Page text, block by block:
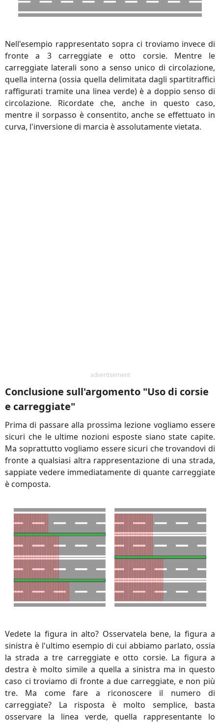
Nell'esempio rappresentato sopra ci troviamo invece di
fronte a 3 carreggiate e otto corsie. Mentre le
carreggiate laterali sono a senso unico di circolazione,
quella interna (ossia quella delimitata dagli spartitraffici
raffigurati tramite una linea verde) è a doppio senso di
circolazione. Ricordate che, anche in questo caso,
mentre il sorpasso è consentito, anche se effettuato in
curva, l'inversione di marcia è assolutamente vietata.
advertisement
Conclusione sull'argomento "Uso di corsie
e carreggiate"
Prima di passare alla prossima lezione vogliamo essere
sicuri che le ultime nozioni esposte siano state capite.
Ma soprattutto vogliamo essere sicuri che trovandovi di
fronte a qualsiasi altra rappresentazione di una strada,
sappiate vedere immediatamente di quante carreggiate
è composta.
Vedete la figura in alto? Osservatela bene, la figura a
sinistra è l'ultimo esempio di cui abbiamo parlato, ossia
la strada a tre carreggiate e otto corsie. La figura a
destra è molto simile a quella a sinistra ma in questo
caso ci troviamo di fronte a due carreggiate, e non più
tre. Ma come fare a riconoscere il numero di
carreggiate? La risposta è molto semplice, basta
osservare la linea verde, quella rappresentante lo